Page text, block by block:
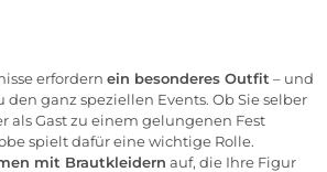
erfordern ein besonderes Outfit – und
ganz speziellen Events. Ob Sie selber
als Gast zu einem gelungenen Fest
spielt dafür eine wichtige Rolle.
mit Brautkleidern auf, die Ihre Figur